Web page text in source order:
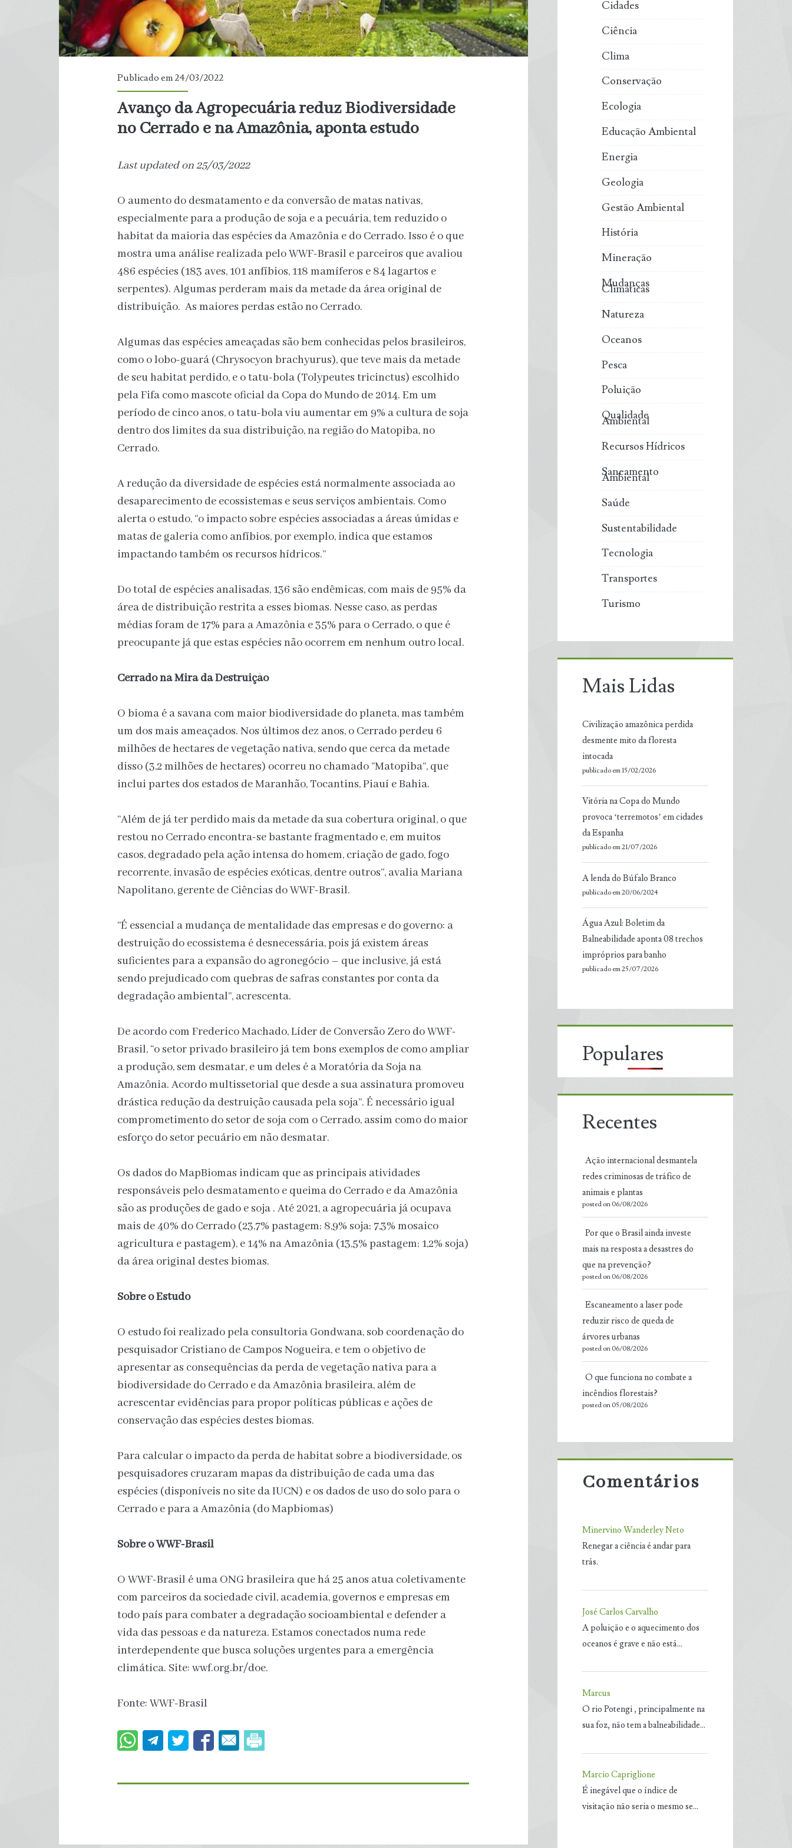
Publicado em 24/03/2022
Avanço da Agropecuária reduz Biodiversidade
no Cerrado e na Amazônia, aponta estudo
Last updated on 25/03/2022
O aumento do desmatamento e da conversão de matas nativas,
especialmente para a produção de soja e a pecuária, tem reduzido o
habitat da maioria das espécies da Amazônia e do Cerrado. Isso é o que
mostra uma análise realizada pelo WWF-Brasil e parceiros que avaliou
486 espécies (183 aves, 101 anfíbios, 118 mamíferos e 84 lagartos e
serpentes). Algumas perderam mais da metade da área original de
distribuição. As maiores perdas estão no Cerrado.
Algumas das espécies ameaçadas são bem conhecidas pelos brasileiros,
como o lobo-guará (Chrysocyon brachyurus), que teve mais da metade
de seu habitat perdido, e o tatu-bola (Tolypeutes tricinctus) escolhido
pela Fifa como mascote oficial da Copa do Mundo de 2014. Em um
período de cinco anos, o tatu-bola viu aumentar em 9% a cultura de soja
dentro dos limites da sua distribuição, na região do Matopiba, no
Cerrado.
A redução da diversidade de espécies está normalmente associada ao
desaparecimento de ecossistemas e seus serviços ambientais. Como
alerta o estudo, “o impacto sobre espécies associadas a áreas úmidas e
matas de galeria como anfíbios, por exemplo, indica que estamos
impactando também os recursos hídricos.”
Do total de espécies analisadas, 136 são endêmicas, com mais de 95% da
área de distribuição restrita a esses biomas. Nesse caso, as perdas
médias foram de 17% para a Amazônia e 35% para o Cerrado, o que é
preocupante já que estas espécies não ocorrem em nenhum outro local.
Cerrado na Mira da Destruição
O bioma é a savana com maior biodiversidade do planeta, mas também
um dos mais ameaçados. Nos últimos dez anos, o Cerrado perdeu 6
milhões de hectares de vegetação nativa, sendo que cerca da metade
disso (3,2 milhões de hectares) ocorreu no chamado “Matopiba”, que
inclui partes dos estados de Maranhão, Tocantins, Piauí e Bahia.
“Além de já ter perdido mais da metade da sua cobertura original, o que
restou no Cerrado encontra-se bastante fragmentado e, em muitos
casos, degradado pela ação intensa do homem, criação de gado, fogo
recorrente, invasão de espécies exóticas, dentre outros”, avalia Mariana
Napolitano, gerente de Ciências do WWF-Brasil.
“É essencial a mudança de mentalidade das empresas e do governo: a
destruição do ecossistema é desnecessária, pois já existem áreas
suficientes para a expansão do agronegócio – que inclusive, já está
sendo prejudicado com quebras de safras constantes por conta da
degradação ambiental”, acrescenta.
De acordo com Frederico Machado, Líder de Conversão Zero do WWF-
Brasil, “o setor privado brasileiro já tem bons exemplos de como ampliar
a produção, sem desmatar, e um deles é a Moratória da Soja na
Amazônia. Acordo multissetorial que desde a sua assinatura promoveu
drástica redução da destruição causada pela soja”. É necessário igual
comprometimento do setor de soja com o Cerrado, assim como do maior
esforço do setor pecuário em não desmatar.
Os dados do MapBiomas indicam que as principais atividades
responsáveis pelo desmatamento e queima do Cerrado e da Amazônia
são as produções de gado e soja . Até 2021, a agropecuária já ocupava
mais de 40% do Cerrado (23,7% pastagem; 8,9% soja; 7,3% mosaico
agricultura e pastagem), e 14% na Amazônia (13,5% pastagem; 1,2% soja)
da área original destes biomas.
Sobre o Estudo
O estudo foi realizado pela consultoria Gondwana, sob coordenação do
pesquisador Cristiano de Campos Nogueira, e tem o objetivo de
apresentar as consequências da perda de vegetação nativa para a
biodiversidade do Cerrado e da Amazônia brasileira, além de
acrescentar evidências para propor políticas públicas e ações de
conservação das espécies destes biomas.
Para calcular o impacto da perda de habitat sobre a biodiversidade, os
pesquisadores cruzaram mapas da distribuição de cada uma das
espécies (disponíveis no site da IUCN) e os dados de uso do solo para o
Cerrado e para a Amazônia (do Mapbiomas)
Sobre o WWF-Brasil
O WWF-Brasil é uma ONG brasileira que há 25 anos atua coletivamente
com parceiros da sociedade civil, academia, governos e empresas em
todo país para combater a degradação socioambiental e defender a
vida das pessoas e da natureza. Estamos conectados numa rede
interdependente que busca soluções urgentes para a emergência
climática. Site: wwf.org.br/doe.
Fonte: WWF-Brasil
Cidades
Ciência
Clima
Conservação
Ecologia
Educação Ambiental
Energia
Geologia
Gestão Ambiental
História
Mineração
Mudanças
Climáticas
Natureza
Oceanos
Pesca
Poluição
Qualidade
Ambiental
Recursos Hídricos
Saneamento
Ambiental
Saúde
Sustentabilidade
Tecnologia
Transportes
Turismo
Mais Lidas
Civilização amazônica perdida
desmente mito da floresta
intocada
publicado em 15/02/2026
Vitória na Copa do Mundo
provoca ‘terremotos’ em cidades
da Espanha
publicado em 21/07/2026
A lenda do Búfalo Branco
publicado em 20/06/2024
Água Azul: Boletim da
Balneabilidade aponta 08 trechos
impróprios para banho
publicado em 25/07/2026
Populares
Recentes
Ação internacional desmantela
redes criminosas de tráfico de
animais e plantas
posted on 06/08/2026
Por que o Brasil ainda investe
mais na resposta a desastres do
que na prevenção?
posted on 06/08/2026
Escaneamento a laser pode
reduzir risco de queda de
árvores urbanas
posted on 06/08/2026
O que funciona no combate a
incêndios florestais?
posted on 05/08/2026
Comentários
Minervino Wanderley Neto
Renegar a ciência é andar para
trás.
José Carlos Carvalho
A poluição e o aquecimento dos
oceanos é grave e não está…
Marcus
O rio Potengi , principalmente na
sua foz, não tem a balneabilidade…
Marcio Capriglione
É inegável que o índice de
visitação não seria o mesmo se…